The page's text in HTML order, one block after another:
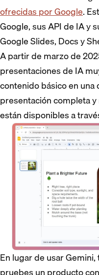
ofrecidas por Google.
Google, sus API de IA y
Google Slides, Docs y
A partir de marzo de
presentaciones de IA
contenido básico en
presentación completa
están disponibles a
En lugar de usar